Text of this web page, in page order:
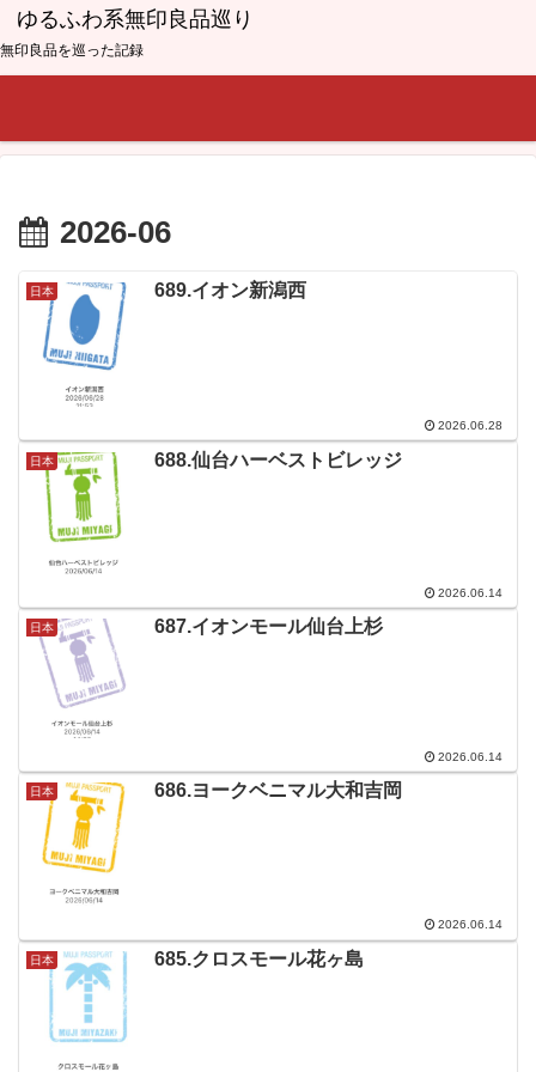
ゆるふわ系無印良品巡り
無印良品を巡った記録
2026-06
日本 689.イオン新潟西
2026.06.28
日本 688.仙台ハーベストビレッジ
2026.06.14
日本 687.イオンモール仙台上杉
2026.06.14
日本 686.ヨークベニマル大和吉岡
2026.06.14
日本 685.クロスモール花ヶ島